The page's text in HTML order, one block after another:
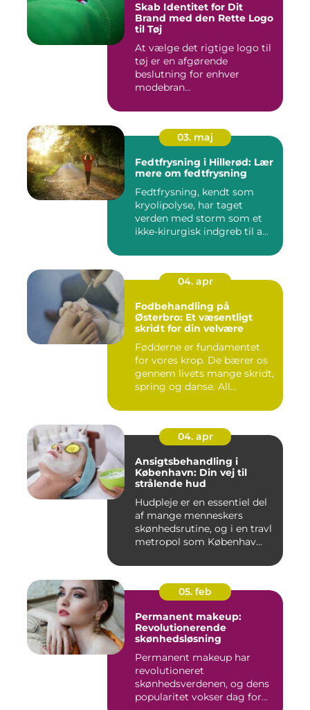
Skab Identitet for Dit
Brand med den Rette Logo
til Tøj
At vælge det rigtige logo til
tøj er en afgørende
beslutning for enhver
modebran...
03. maj
Fedtfrysning i Hillerød: Lær
mere om fedtfrysning
Fedtfrysning, kendt som
kryolipolyse, har taget
verden med storm som et
ikke-kirurgisk indgreb til a...
04. apr
Fodbehandling på
Østerbro: Et væsentligt
skridt for din velvære
Fødderne er fundamentet
for vores krop. De bærer os
gennem livets mange skridt,
spring og danse. All...
04. apr
Ansigtsbehandling i
København: Din vej til
strålende hud
Hudpleje er en essentiel del
af mange menneskers
skønhedsrutine, og i en travl
metropol som Københav...
05. feb
Permanent makeup:
Revolutionerende
skønhedsløsning
Permanent makeup har
revolutioneret
skønhedsverdenen, og dens
popularitet vokser dag for